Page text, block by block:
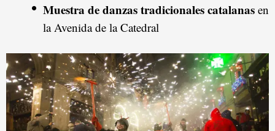
Muestra de danzas tradicionales catalanas en
la Avenida de la Catedral